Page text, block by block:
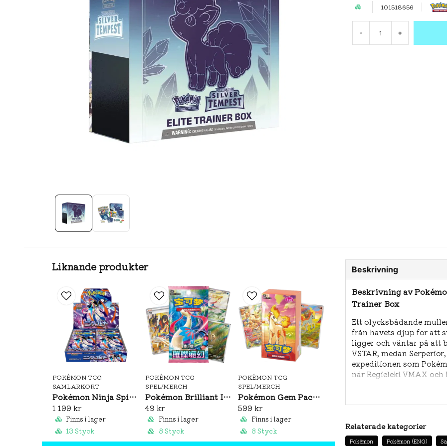
101518656
- +
Liknande produkter
POKÉMON TCG
SAMLARKORT
Pokémon Ninja Spinner Booster Box (JP)
1 199 kr
Finns i lager
13 Styck
POKÉMON TCG
SPEL/MERCH
Pokémon Brilliant Illusions CSV8C Booster Pack Slim (S-CH)
49 kr
Finns i lager
8 Styck
POKÉMON TCG
SPEL/MERCH
Pokémon Gem Pack Vol. 4 Booster Box (S-CH)
599 kr
Finns i lager
8 Styck
Beskrivning
Beskrivning av
Trainer Box
Ett olycksbådande
från havets djup för att
ligger och väntar på att
VSTAR, medan
expeditionen som
när Regieleki VMAX och
med Pokémon Silver
innehåll:
8st Pokémon Silver
Relaterade kategorier
Pokémon Pokémon (ENG)